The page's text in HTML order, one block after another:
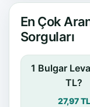
En Çok
Sorguları
1 Bulgar
TL?
27,97 TL